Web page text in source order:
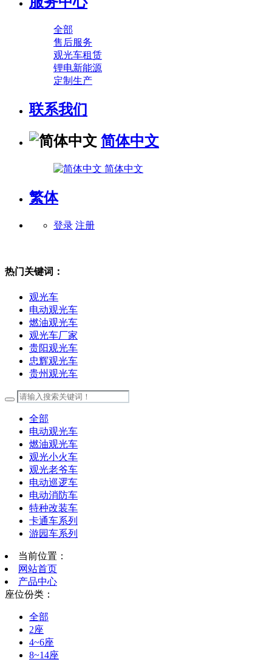
全部
售后服务
观光车租赁
锂电新能源
定制生产
联系我们
简体中文
简体中文
繁体
登录 注册
热门关键词：
观光车
电动观光车
燃油观光车
观光车厂家
贵阳观光车
忠辉观光车
贵州观光车
全部
电动观光车
燃油观光车
观光小火车
观光老爷车
电动巡逻车
电动消防车
特种改装车
卡通车系列
游园车系列
当前位置：
网站首页
产品中心
座位份类：
全部
2座
4~6座
8~14座